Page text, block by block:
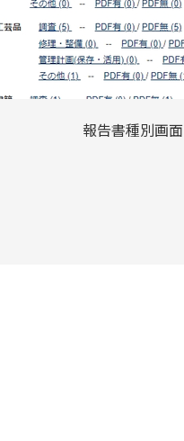
報告書種別画面